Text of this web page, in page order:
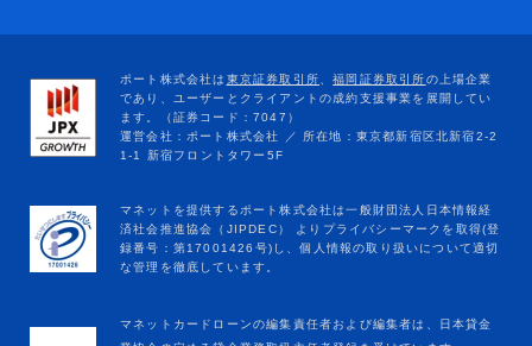
マネットカードローンの編集責任者および編集者は、日本貸金